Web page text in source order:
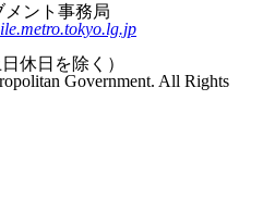
ント事務局
休日を除く）
Government. All Rights